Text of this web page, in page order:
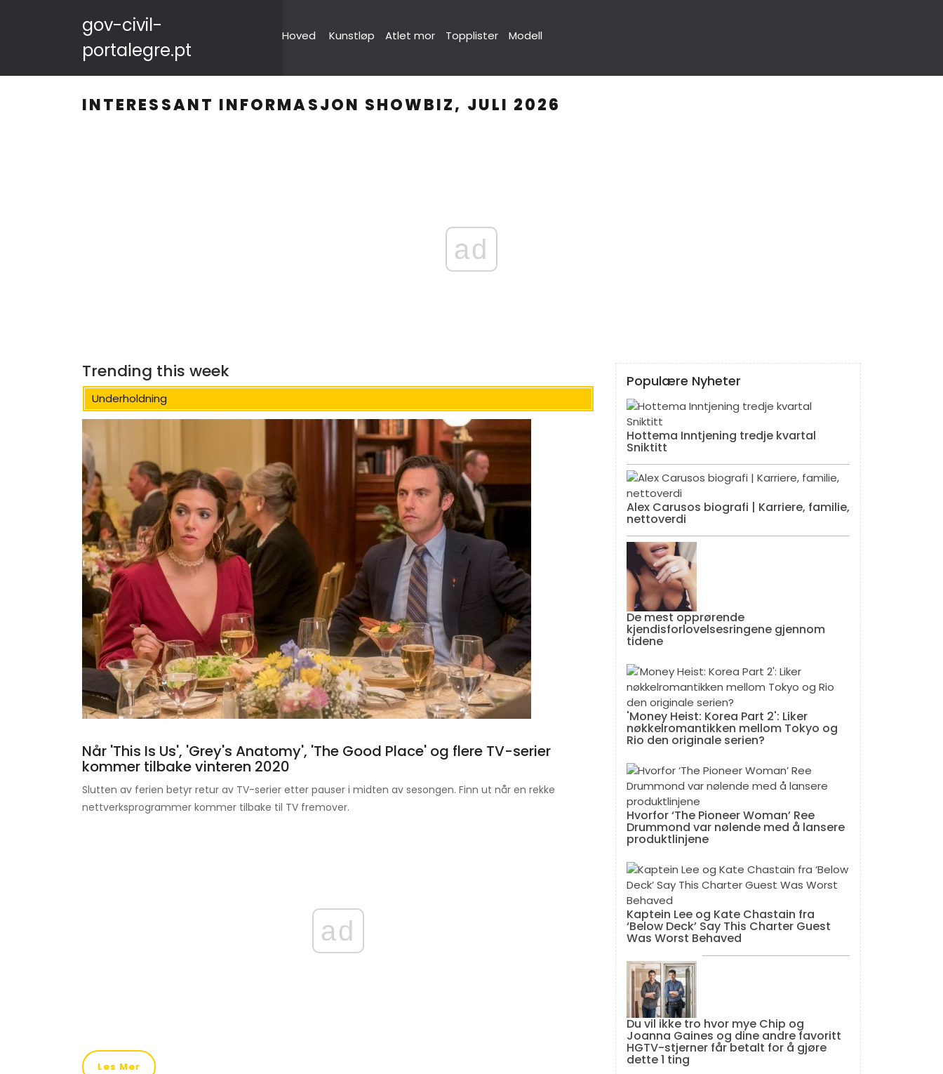
gov-civil-
portalegre.pt
Hoved Kunstløp Atlet mor Topplister Modell
INTERESSANT INFORMASJON SHOWBIZ, JULI 2026
ad
Trending this week
Underholdning
Når 'This Is Us', 'Grey's Anatomy', 'The Good Place' og flere TV-serier
kommer tilbake vinteren 2020
Slutten av ferien betyr retur av TV-serier etter pauser i midten av sesongen. Finn ut når en rekke
nettverksprogrammer kommer tilbake til TV fremover.
ad
Les Mer
Populære Nyheter
Hottema Inntjening tredje kvartal
Sniktitt
Alex Carusos biografi | Karriere, familie,
nettoverdi
De mest opprørende
kjendisforlovelsesringene gjennom
tidene
'Money Heist: Korea Part 2': Liker
nøkkelromantikken mellom Tokyo og
Rio den originale serien?
Hvorfor ‘The Pioneer Woman’ Ree
Drummond var nølende med å lansere
produktlinjene
Kaptein Lee og Kate Chastain fra
‘Below Deck’ Say This Charter Guest
Was Worst Behaved
Du vil ikke tro hvor mye Chip og
Joanna Gaines og dine andre favoritt
HGTV-stjerner får betalt for å gjøre
dette 1 ting